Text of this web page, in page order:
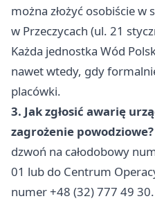
można złożyć osobiście
w Przeczycach (ul. 21
Każda jednostka Wód
nawet wtedy, gdy
placówki.
3. Jak zgłosić awarię
zagrożenie powodziowe?
dzwoń na całodobowy
01 lub do Centrum
numer +48 (32) 777 49 30.